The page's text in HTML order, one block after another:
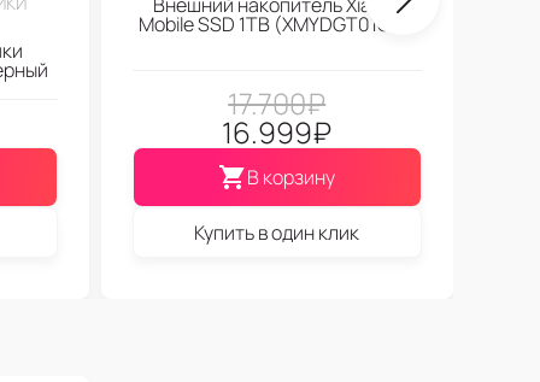
Mobile SSD 1TB (XMYDGT01QM)
17.700₽
16.999₽
В корзину
Купить в один клик